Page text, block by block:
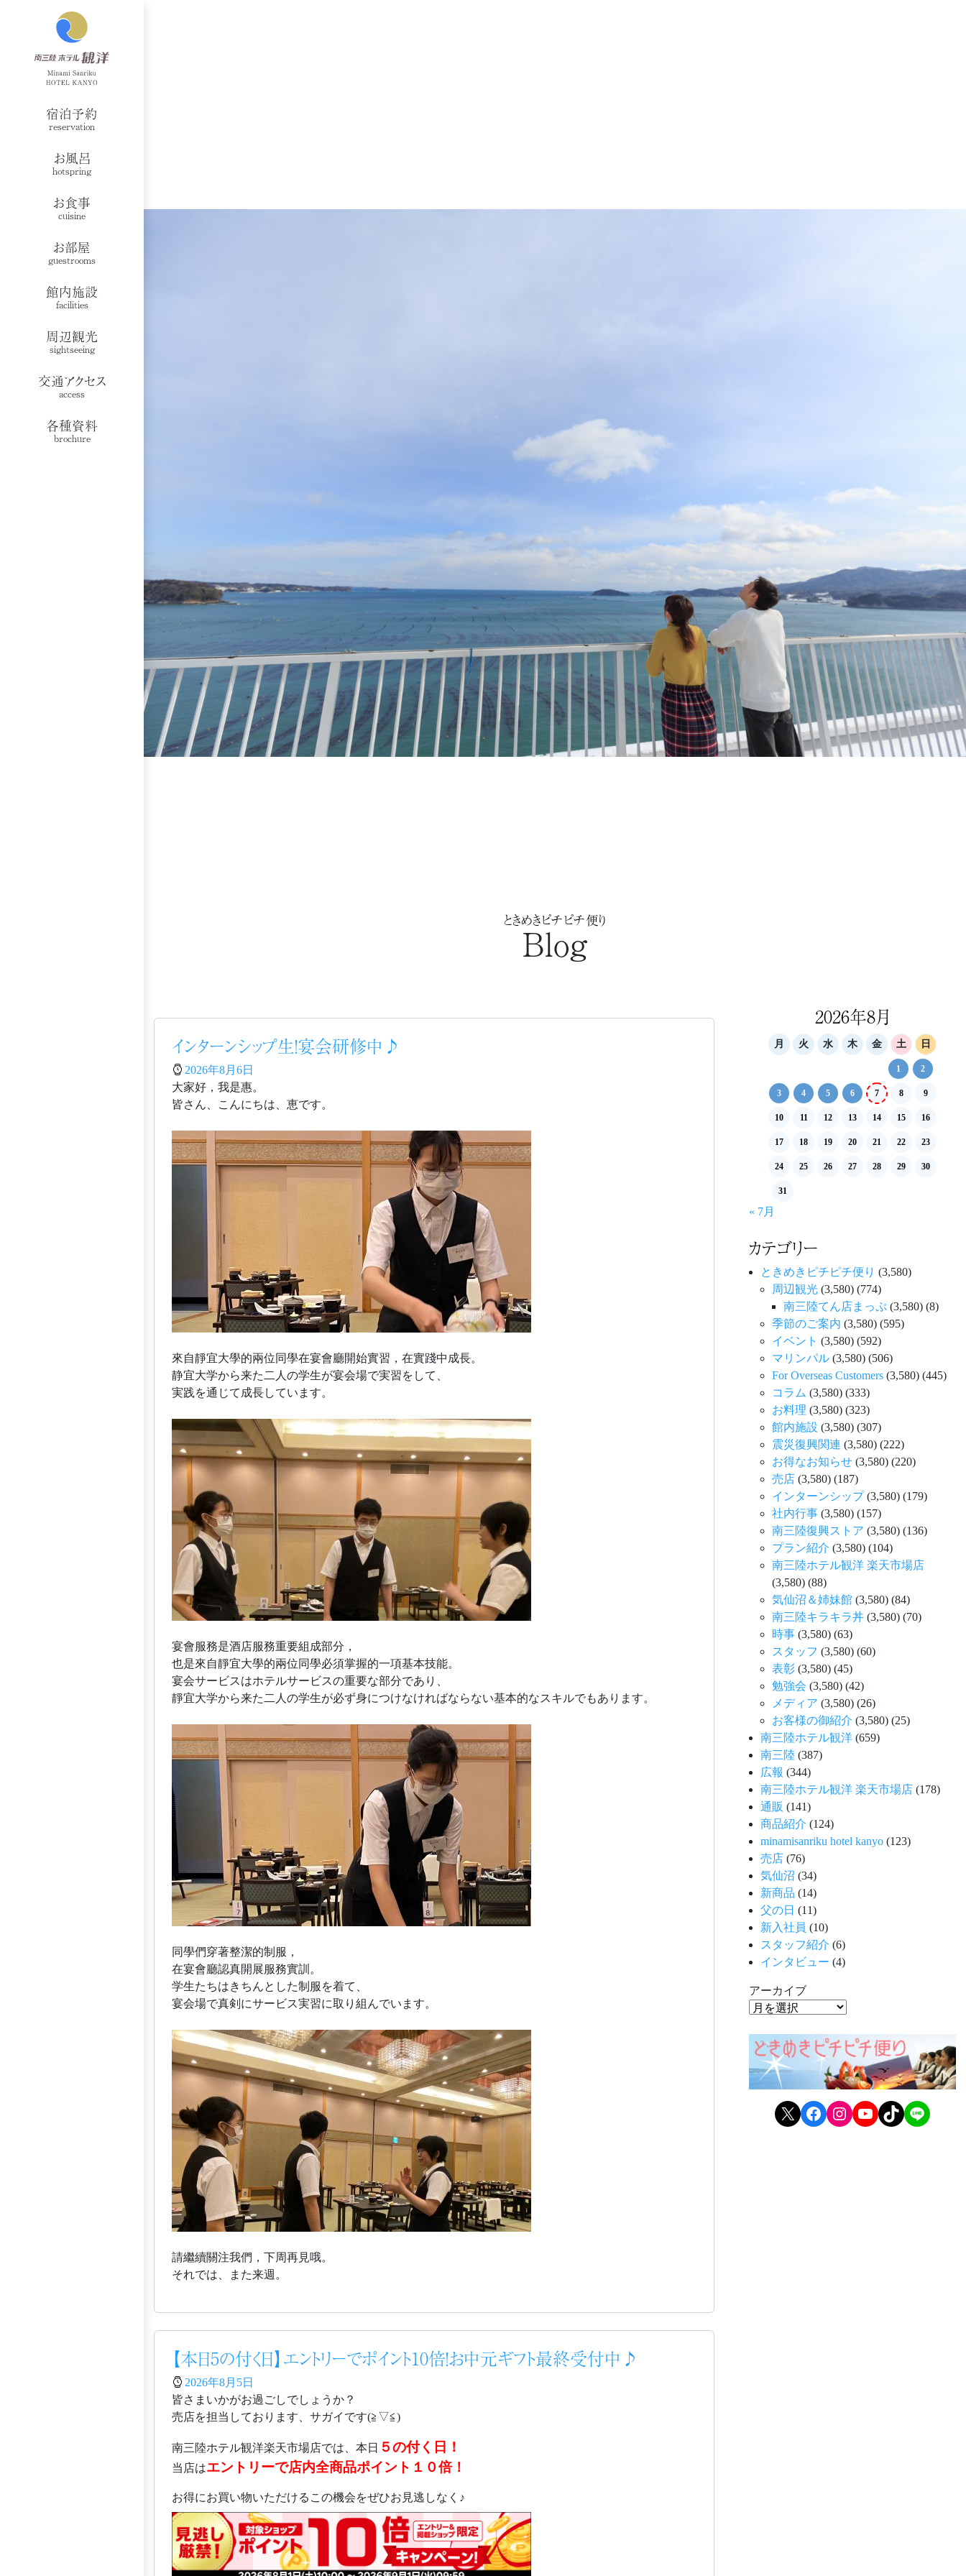
宿泊予約
reservation
お風呂
hotspring
お食事
cuisine
お部屋
guestrooms
館内施設
facilities
周辺観光
sightseeing
交通アクセス
access
各種資料
brochure
ときめきピチピチ便り
Blog
インターンシップ生！宴会研修中♪
2026年8月6日
大家好，我是惠。
皆さん、こんにちは、恵です。
來自靜宜大學的兩位同學在宴會廳開始實習，在實踐中成長。
静宜大学から来た二人の学生が宴会場で実習をして、
実践を通じて成長しています。
宴會服務是酒店服務重要組成部分，
也是來自靜宜大學的兩位同學必須掌握的一項基本技能。
宴会サービスはホテルサービスの重要な部分であり、
靜宜大学から来た二人の学生が必ず身につけなければならない基本的なスキルでもあります。
同學們穿著整潔的制服，
在宴會廳認真開展服務實訓。
学生たちはきちんとした制服を着て、
宴会場で真剣にサービス実習に取り組んでいます。
請繼續關注我們，下周再見哦。
それでは、また来週。
【本日5の付く日】エントリーでポイント10倍！お中元ギフト最終受付中♪
2026年8月5日
皆さまいかがお過ごしでしょうか？
売店を担当しております、サガイです(≧▽≦)
南三陸ホテル観洋楽天市場店では、本日 ５の付く日！
当店はエントリーで店内全商品ポイント１０倍！
お得にお買い物いただけるこの機会をぜひお見逃しなく♪
2026年8月
月 火 水 木 金 土 日
1 2
3 4 5 6 7 8 9
10 11 12 13 14 15 16
17 18 19 20 21 22 23
24 25 26 27 28 29 30
31
« 7月
カテゴリー
ときめきピチピチ便り (3,580)
周辺観光 (3,580) (774)
南三陸てん店まっぷ (3,580) (8)
季節のご案内 (3,580) (595)
イベント (3,580) (592)
マリンパル (3,580) (506)
For Overseas Customers (3,580) (445)
コラム (3,580) (333)
お料理 (3,580) (323)
館内施設 (3,580) (307)
震災復興関連 (3,580) (222)
お得なお知らせ (3,580) (220)
売店 (3,580) (187)
インターンシップ(3,580) (179)
社内行事 (3,580) (157)
南三陸復興ストア (3,580) (136)
プラン紹介 (3,580) (104)
南三陸ホテル観洋 楽天市場店
(3,580) (88)
気仙沼＆姉妹館 (3,580) (84)
南三陸キラキラ丼 (3,580) (70)
時事 (3,580) (63)
スタッフ (3,580) (60)
表彰 (3,580) (45)
勉強会 (3,580) (42)
メディア (3,580) (26)
お客様の御紹介 (3,580) (25)
南三陸ホテル観洋 (659)
南三陸 (387)
広報 (344)
南三陸ホテル観洋 楽天市場店 (178)
通販 (141)
商品紹介 (124)
minamisanriku hotel kanyo (123)
売店 (76)
気仙沼 (34)
新商品 (14)
父の日 (11)
新入社員 (10)
スタッフ紹介 (6)
インタビュー (4)
アーカイブ
X Facebook Instagram YouTube TikTok LINE